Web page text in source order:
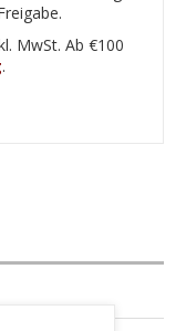
MwSt. Ab €100
.